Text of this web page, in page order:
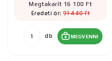
Megtakarít 16 100 Ft
Eredeti ár:91 440 Ft
db MEGVENNI